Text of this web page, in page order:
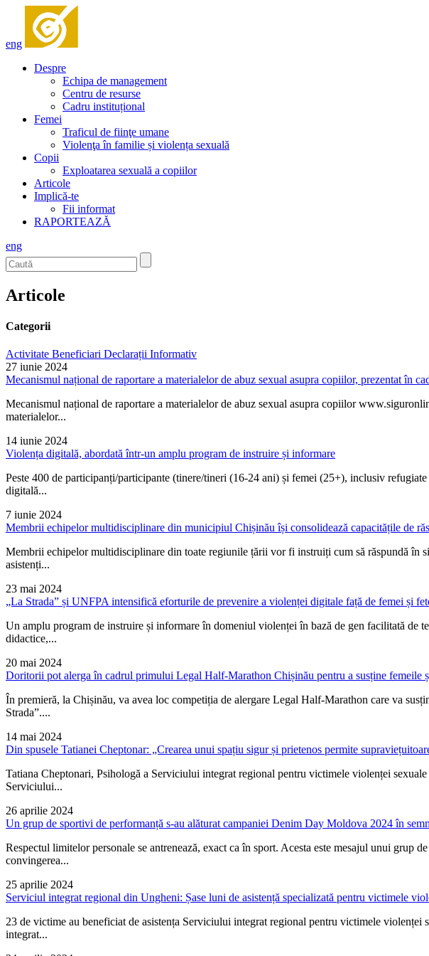
eng
Despre
Echipa de management
Centru de resurse
Cadru instituțional
Femei
Traficul de fiinţe umane
Violenţa în familie și violența sexuală
Copii
Exploatarea sexuală a copiilor
Articole
Implică-te
Fii informat
RAPORTEAZĂ
eng
Articole
Categorii
Activitate Beneficiari Declarații Informativ
27 iunie 2024
Mecanismul național de raportare a materialelor de abuz sexual asupra copiilor, prezentat în
Mecanismul național de raportare a materialelor de abuz sexual asupra copiilor
materialelor...
14 iunie 2024
Violența digitală, abordată într-un amplu program de instruire și informare
Peste 400 de participanți/participante (tinere/tineri (16-24 ani) și femei (25+), inclusiv
digitală...
7 iunie 2024
Membrii echipelor multidisciplinare din municipiul Chișinău își consolidează capacitățile de
Membrii echipelor multidisciplinare din toate regiunile țării vor fi instruiți cum să răspundă în
asistenți...
23 mai 2024
„La Strada” și UNFPA intensifică eforturile de prevenire a violenței digitale față de femei și
Un amplu program de instruire și informare în domeniul violenței în bază de gen facilitată de
didactice,...
20 mai 2024
Doritorii pot alerga în cadrul primului Legal Half-Marathon Chișinău pentru a susține femeile
În premieră, la Chișinău, va avea loc competiția de alergare Legal Half-Marathon care va
Strada”....
14 mai 2024
Din spusele Tatianei Cheptonar: „Crearea unui spațiu sigur și prietenos permite
Tatiana Cheptonari, Psihologă a Serviciului integrat regional pentru victimele violenței
Serviciului...
26 aprilie 2024
Un grup de sportivi de performanță s-au alăturat campaniei Denim Day Moldova 2024 în
Respectul limitelor personale se antrenează, exact ca în sport. Acesta este mesajul unui
convingerea...
25 aprilie 2024
Serviciul integrat regional din Ungheni: Șase luni de asistență specializată pentru victimele
23 de victime au beneficiat de asistența Serviciului integrat regional pentru victimele
integrat...